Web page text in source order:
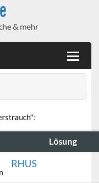
& mehr
Lösung
RHUS